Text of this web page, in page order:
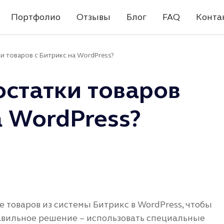
Портфолио Отзывы Блог FAQ
товаров с Битрикс на WordPress?
товаров
WordPress?
из системы Битрикс в WordPress, чтобы
решение – использовать специальные